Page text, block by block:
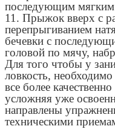
последующим мягким
11. Прыжок вверх с
перепрыгиванием
бечевки с
головой по мячу,
Для того чтобы у
ловкость, необходимо
все более
усложняя уже
направлены
техническими